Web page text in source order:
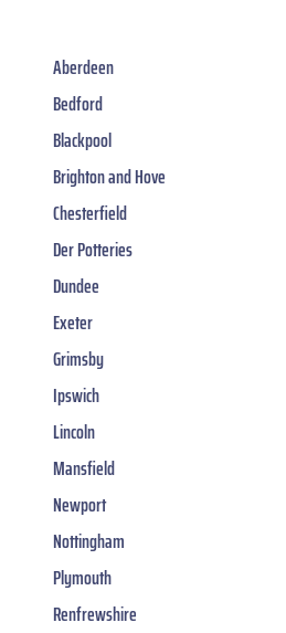
Aberdeen
Bedford
Blackpool
Brighton and Hove
Chesterfield
Der Potteries
Dundee
Exeter
Grimsby
Ipswich
Lincoln
Mansfield
Newport
Nottingham
Plymouth
Renfrewshire